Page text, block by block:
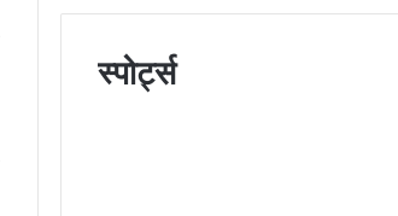
स्पोर्ट्स